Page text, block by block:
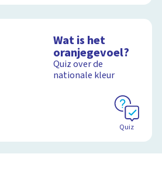
Wat is het
oranjegevoel?
Quiz over de
nationale kleur
Quiz